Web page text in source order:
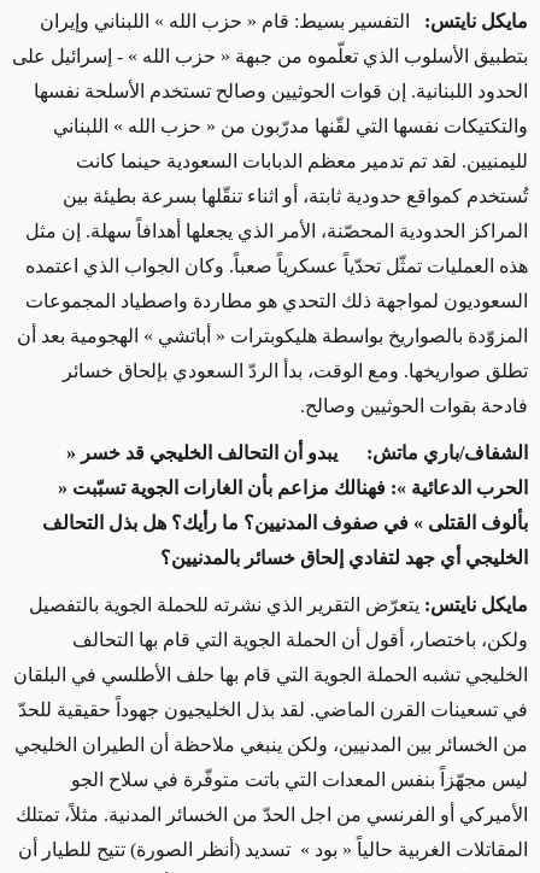
مايكل نايتس:
التفسير بسيط: قام « حزب الله » اللبناني وإيران
بتطبيق الأسلوب الذي تعلّموه من جبهة « حزب الله » - إسرائيل على
الحدود اللبنانية. إن قوات الحوثيين وصالح تستخدم الأسلحة نفسها
والتكتيكات نفسها التي لقّنها مدرّبون من « حزب الله » اللبناني
لليمنيين. لقد تم تدمير معظم الدبابات السعودية حينما كانت
تُستخدم كمواقع حدودية ثابتة، أو اثناء تنقّلها بسرعة بطيئة بين
المراكز الحدودية المحصّنة، الأمر الذي يجعلها أهدافاً سهلة. إن مثل
هذه العمليات تمثّل تحدّياً عسكرياً صعباً. وكان الجواب الذي اعتمده
السعوديون لمواجهة ذلك التحدي هو مطاردة واصطياد المجموعات
المزوّدة بالصواريخ بواسطة هليكوبترات « أباتشي » الهجومية بعد أن
تطلق صواريخها. ومع الوقت، بدأ الردّ السعودي بإلحاق خسائر
فادحة بقوات الحوثيين وصالح.
الشفاف/باري ماتش: يبدو أن التحالف الخليجي قد خسر «
الحرب الدعائية »: فهنالك مزاعم بأن الغارات الجوية تسبّبت «
بألوف القتلى » في صفوف المدنيين؟ ما رأيك؟ هل بذل التحالف
الخليجي أي جهد لتفادي إلحاق خسائر بالمدنيين؟
مايكل نايتس: يتعرّض التقرير الذي نشرته للحملة الجوية بالتفصيل
ولكن، باختصار، أقول أن الحملة الجوية التي قام بها التحالف
الخليجي تشبه الحملة الجوية التي قام بها حلف الأطلسي في البلقان
في تسعينات القرن الماضي. لقد بذل الخليجيون جهوداً حقيقية للحدّ
من الخسائر بين المدنيين، ولكن ينبغي ملاحظة أن الطيران الخليجي
ليس مجهّزاً بنفس المعدات التي باتت متوفّرة في سلاح الجو
الأميركي أو الفرنسي من اجل الحدّ من الخسائر المدنية. مثلاً، تمتلك
المقاتلات الغربية حالياً « بود » تسديد (أنظر الصورة) تتيح للطيار أن